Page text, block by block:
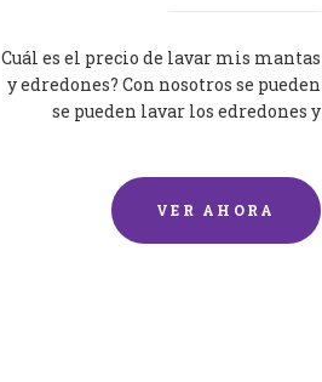
Cuál es el precio de lavar mis mantas
y edredones? Con nosotros se pueden
se pueden lavar los edredones y
VER AHORA